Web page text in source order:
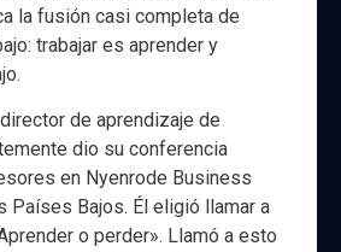
la fusión casi completa de
trabajar es aprender y
de aprendizaje de
dio su conferencia
en Nyenrode Business
Países Bajos. Él eligió llamar a
o perder». Llamó a esto